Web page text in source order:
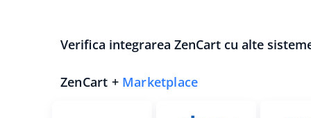
Verifica integrarea ZenCart cu alte
ZenCart + Marketplace